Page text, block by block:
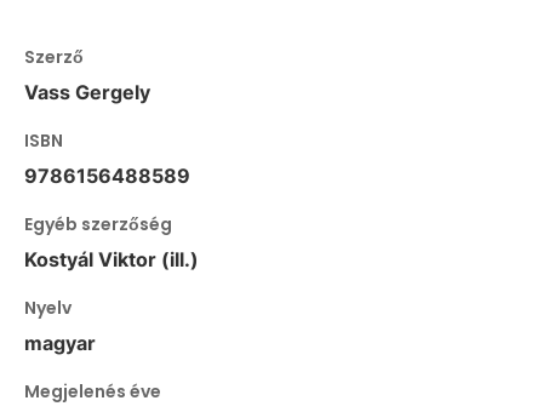
Szerző
Vass Gergely
ISBN
9786156488589
Egyéb szerzőség
Kostyál Viktor (ill.)
Nyelv
magyar
Megjelenés éve